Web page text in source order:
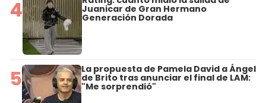
4 Juanicar de Gran Hermano
Generación Dorada
5 La propuesta de Pamela David a Ángel
de Brito tras anunciar el final de LAM:
"Me sorprendió"